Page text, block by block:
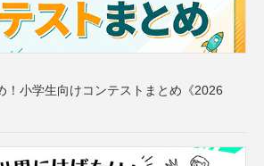
！小学生向けコンテストまとめ《2026